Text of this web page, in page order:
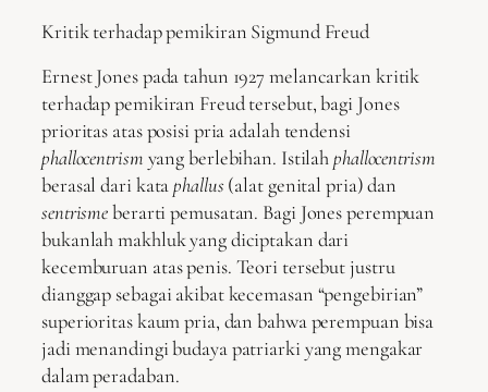
Kritik terhadap pemikiran Sigmund Freud
Ernest Jones pada tahun 1927 melancarkan kritik
terhadap pemikiran Freud tersebut, bagi Jones
prioritas atas posisi pria adalah tendensi
phallocentrism yang berlebihan. Istilahphallocentrism
berasal dari kataphallus (alat genital pria) dan
sentrismeberarti pemusatan. Bagi Jones perempuan
bukanlah makhluk yang diciptakan dari
kecemburuan atas penis. Teori tersebut justru
dianggap sebagai akibat kecemasan “pengebirian”
superioritas kaum pria, dan bahwa perempuan bisa
jadi menandingi budaya patriarki yang mengakar
dalam peradaban.